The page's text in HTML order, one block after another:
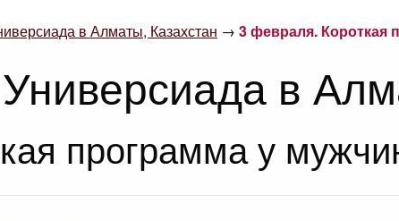
в Алматы, Казахстан → 3 февраля. Короткая
в
программа у